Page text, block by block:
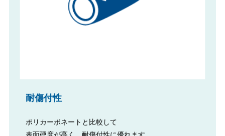
耐傷付性
ポリカーボネートと比較して